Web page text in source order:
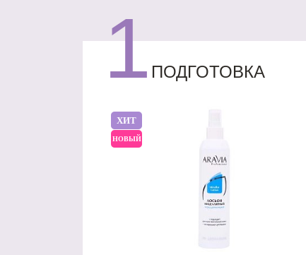
1ПОДГОТОВКА
ХИТ
НОВЫЙ